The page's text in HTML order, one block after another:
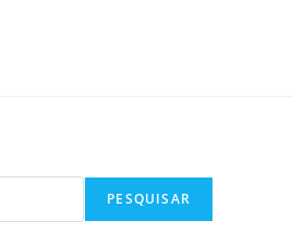
PESQUISAR